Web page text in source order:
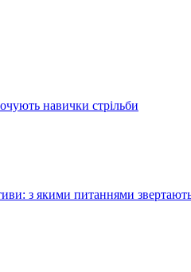
навички стрільби
з якими питаннями